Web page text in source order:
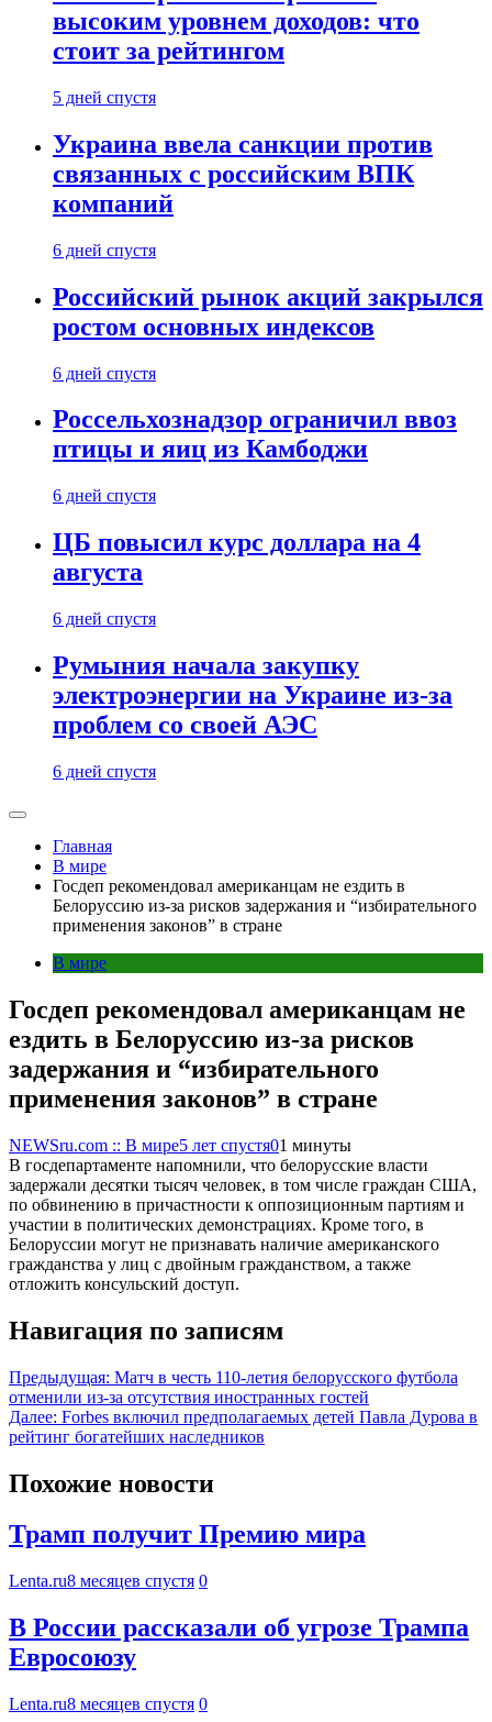
высоким уровнем доходов: что
стоит за рейтингом
5 дней спустя
Украина ввела санкции против
связанных с российским ВПК
компаний
6 дней спустя
Российский рынок акций закрылся
ростом основных индексов
6 дней спустя
Россельхознадзор ограничил ввоз
птицы и яиц из Камбоджи
6 дней спустя
ЦБ повысил курс доллара на 4
августа
6 дней спустя
Румыния начала закупку
электроэнергии на Украине из-за
проблем со своей АЭС
6 дней спустя
Главная
В мире
Госдеп рекомендовал американцам не ездить в
Белоруссию из-за рисков задержания и “избирательного
применения законов” в стране
В мире
Госдеп рекомендовал американцам не
ездить в Белоруссию из-за рисков
задержания и “избирательного
применения законов” в стране
NEWSru.com :: В мире5 лет спустя01 минуты
В госдепартаменте напомнили, что белорусские власти
задержали десятки тысяч человек, в том числе граждан США,
по обвинению в причастности к оппозиционным партиям и
участии в политических демонстрациях. Кроме того, в
Белоруссии могут не признавать наличие американского
гражданства у лиц с двойным гражданством, а также
отложить консульский доступ.
Навигация по записям
Предыдущая: Матч в честь 110-летия белорусского футбола
отменили из-за отсутствия иностранных гостей
Далее: Forbes включил предполагаемых детей Павла Дурова в
рейтинг богатейших наследников
Похожие новости
Трамп получит Премию мира
Lenta.ru8 месяцев спустя 0
В России рассказали об угрозе Трампа
Евросоюзу
Lenta.ru8 месяцев спустя 0